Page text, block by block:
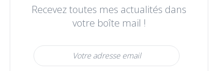
Recevez toutes mes actualités dans
votre boîte mail !